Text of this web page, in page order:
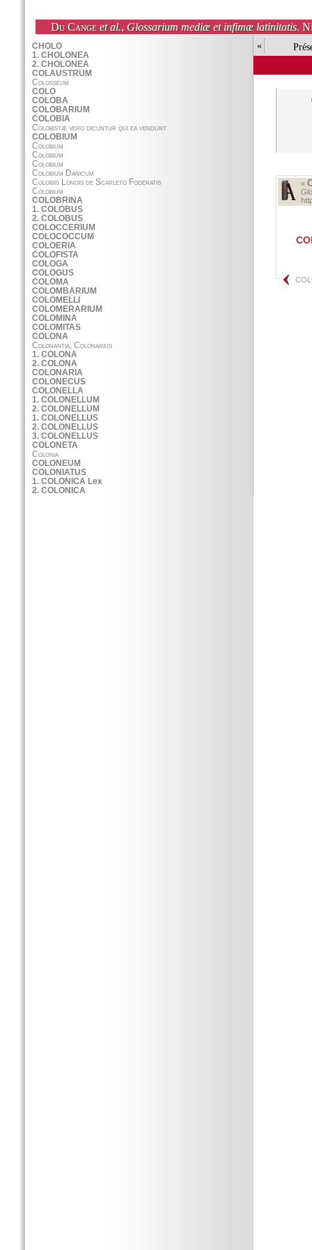
Du Cange et al., Glossarium mediæ et infimæ latinitatis.
«
«